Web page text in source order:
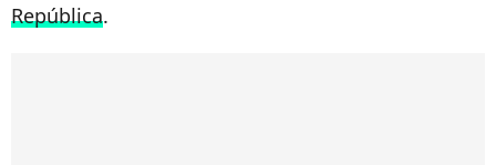
República.